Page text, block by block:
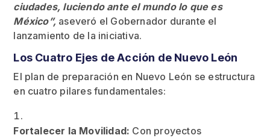
ciudades, luciendo ante el mundo lo que es
México”, aseveró el Gobernador durante el
lanzamiento de la iniciativa.
Los Cuatro Ejes de Acción de Nuevo León
El plan de preparación en Nuevo León se estructura
en cuatro pilares fundamentales:
Fortalecer la Movilidad: Con proyectos